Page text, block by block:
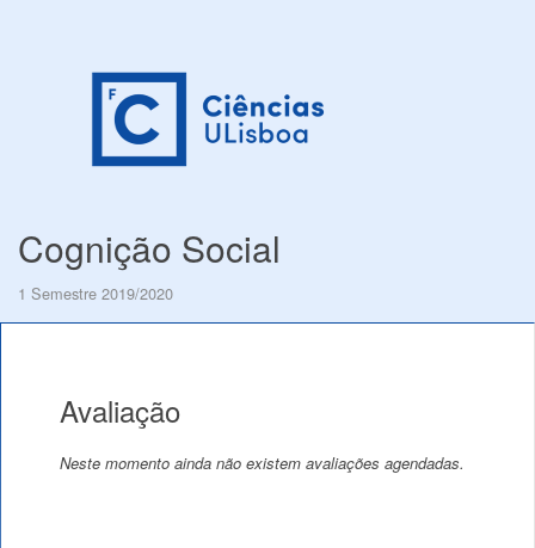
Cognição Social
1 Semestre 2019/2020
Avaliação
Neste momento ainda não existem avaliações agendadas.